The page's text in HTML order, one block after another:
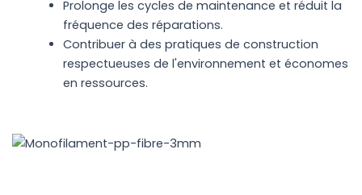
Prolonge les cycles de maintenance et réduit la
fréquence des réparations.
Contribuer à des pratiques de construction
respectueuses de l'environnement et économes
en ressources.